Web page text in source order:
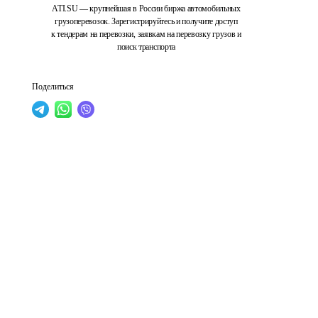
ATI.SU — крупнейшая в России биржа автомобильных
грузоперевозок. Зарегистрируйтесь и получите доступ
к тендерам на перевозки, заявкам на перевозку грузов и
поиск транспорта
Поделиться